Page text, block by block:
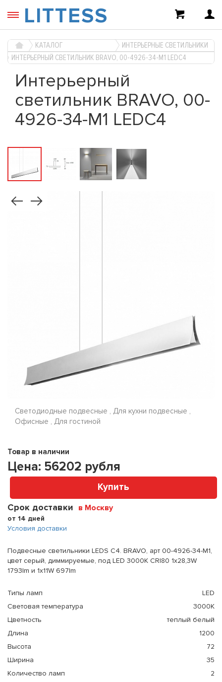
LITTESS
КАТАЛОГ
ИНТЕРЬЕРНЫЕ СВЕТИЛЬНИКИ
ИНТЕРЬЕРНЫЙ СВЕТИЛЬНИК BRAVO, 00-4926-34-M1 LEDC4
Интерьерный
светильник BRAVO, 00-
4926-34-M1 LEDC4
Светодиодные подвесные , Для кухни подвесные ,
Офисные , Для гостиной
Товар в наличии
Цена: 56202 рубля
Купить
Срок доставки в Москву
от 14 дней
Условия доставки
Подвесные светильники LEDS C4. BRAVO, арт 00-4926-34-M1,
цвет серый, диммируемые, под LED 3000K CRI80 1x28,3W
1793lm и 1x11W 697lm
Типы ламп
LED
Световая температура
3000К
Цветность
теплый белый
Длина
1200
Высота
72
Ширина
35
Количество ламп
2